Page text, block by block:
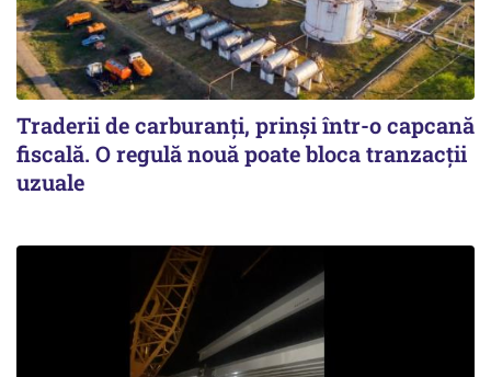
Traderii de carburanți, prinși într-o capcană
fiscală. O regulă nouă poate bloca tranzacții
uzuale